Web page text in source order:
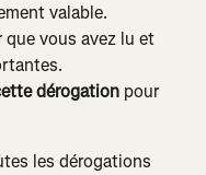
valable.
que vous avez lu et
dérogation pour
les dérogations